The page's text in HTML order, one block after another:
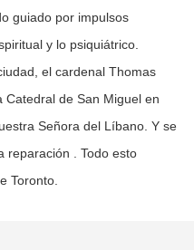
guiado por impulsos
y lo psiquiátrico.
el cardenal Thomas
Catedral de San Miguel en
Señora del Líbano. Y se
reparación . Todo esto
Toronto.